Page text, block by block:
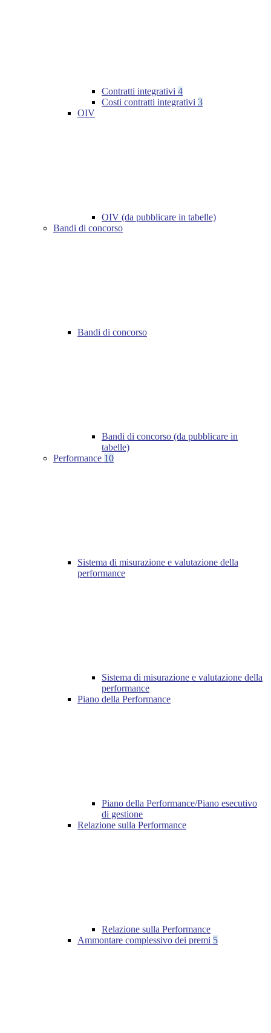
Contratti integrativi 4
Costi contratti integrativi 3
OIV
OIV (da pubblicare in tabelle)
Bandi di concorso
Bandi di concorso
Bandi di concorso (da pubblicare in
tabelle)
Performance 10
Sistema di misurazione e valutazione della
performance
Sistema di misurazione e valutazione della
performance
Piano della Performance
Piano della Performance/Piano esecutivo
di gestione
Relazione sulla Performance
Relazione sulla Performance
Ammontare complessivo dei premi 5